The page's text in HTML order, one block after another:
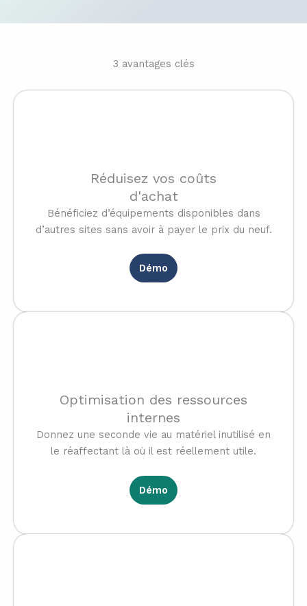
3 avantages clés
Réduisez vos coûts
d'achat
Bénéficiez d’équipements disponibles dans
d’autres sites sans avoir à payer le prix du neuf.
Démo
Optimisation des ressources
internes
Donnez une seconde vie au matériel inutilisé en
le réaffectant là où il est réellement utile.
Démo